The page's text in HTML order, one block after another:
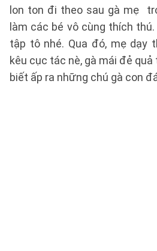
lon ton đi theo sau gà mẹ
làm các bé vô cùng thích
tập tô nhé. Qua đó, mẹ dạy
kêu cục tác nè, gà mái đẻ
biết ấp ra những chú gà con